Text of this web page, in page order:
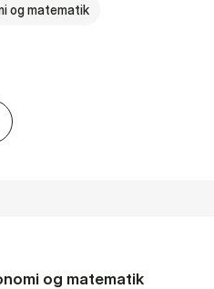
og matematik
- erhvervs­økonomi og
og ma­te­ma­tik